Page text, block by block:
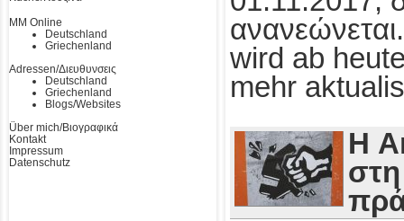
MM Online
Deutschland
Griechenland
Adressen/Διευθυνσεις
Deutschland
Griechenland
Blogs/Websites
Über mich/Βιογραφικά
Kontakt
Impressum
Datenschutz
wird ab
mehr
Η